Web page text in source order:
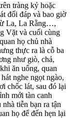
tràng kỷ hoặc
đối đáp và bao giờ
La, La Rằng…,
Vặt và cuối cùng
họ chủ nhà
thực ra là cỗ ba
như giò, chả,
ăn uống, quan
nghe ngọt ngào,
chốc lát, sau đó lại
mới tàn canh
tiễn bạn ra tận
họ để đến hẹn lại